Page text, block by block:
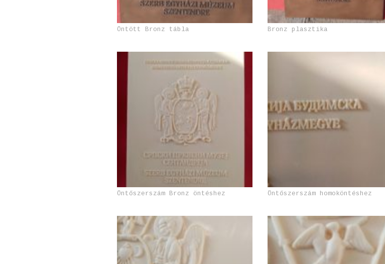
Öntött Bronz tábla Bronz plasztika
Öntőszerszám Bronz öntéshez Öntőszerszám homoköntéshez